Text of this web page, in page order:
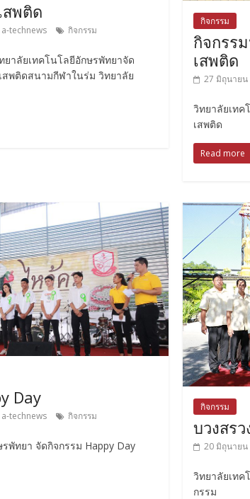
สพติด
a-technews กิจกรรม
าลัยเทคโนโลยีอักษรพัทยาจัด
สพติดสนามกีฬาในร่ม วิทยาลัย
กิจกรรม
กิจกรร
เสพติด
27 มิถุนายน
วิทยาลัยเท
เสพติด
Read more
Day
a-technews กิจกรรม
พัทยา จัดกิจกรรม Happy Day
กิจกรรม
บวงสร
20 มิถุนายน
วิทยาลัยเทค
กรรม